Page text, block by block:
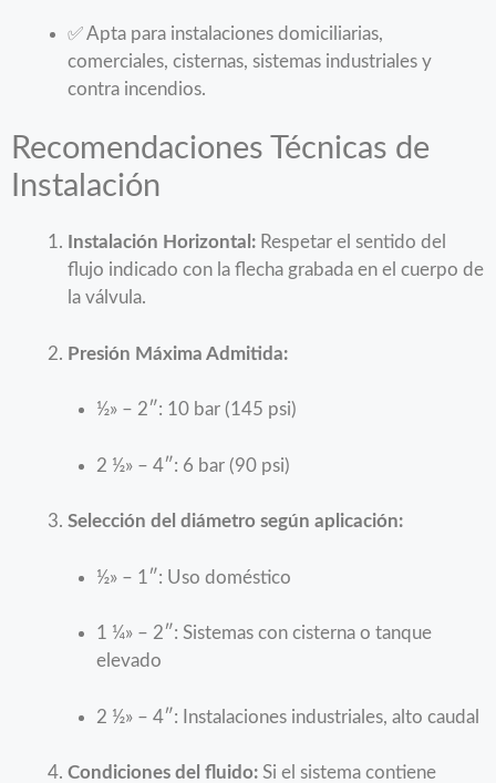
✅ Apta para instalaciones domiciliarias,
comerciales, cisternas, sistemas industriales y
contra incendios.
Recomendaciones Técnicas de
Instalación
Instalación Horizontal: Respetar el sentido del
flujo indicado con la flecha grabada en el cuerpo de
la válvula.
Presión Máxima Admitida:
½» – 2″: 10 bar (145 psi)
2 ½» – 4″: 6 bar (90 psi)
Selección del diámetro según aplicación:
½» – 1″: Uso doméstico
1 ¼» – 2″: Sistemas con cisterna o tanque
elevado
2 ½» – 4″: Instalaciones industriales, alto caudal
Condiciones del fluido: Si el sistema contiene